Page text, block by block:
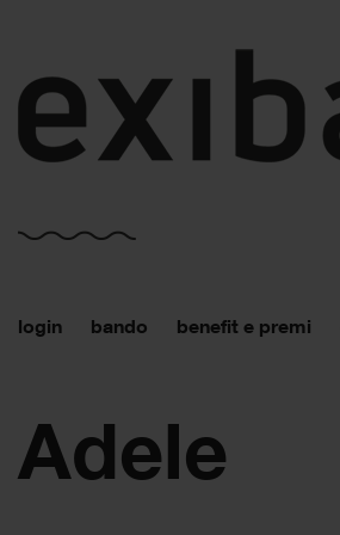
login bando benefit e premi
Adele